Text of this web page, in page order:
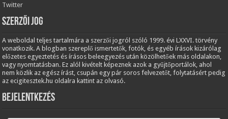
Twitter
Szerzői jog
A weboldal teljes tartalmára a szerzői jogról szóló 1999. évi LXXVI. törvény
vonatkozik. A blogban szereplő ismertetők, fotók, és egyéb írások kizárólag
előzetes egyeztetés és írásos beleegyezés után közölhetőek más oldalakon,
vagy nyomtatásban. Ez alól kivételt képeznek azok a gyűjtőportálok, ahol
nem közlik az egész írást, csupán egy pár soros felvezetőt, folytatásért pedig
az ecigitesztek.hu oldalra kattint az olvasó.
Bejelentkezés